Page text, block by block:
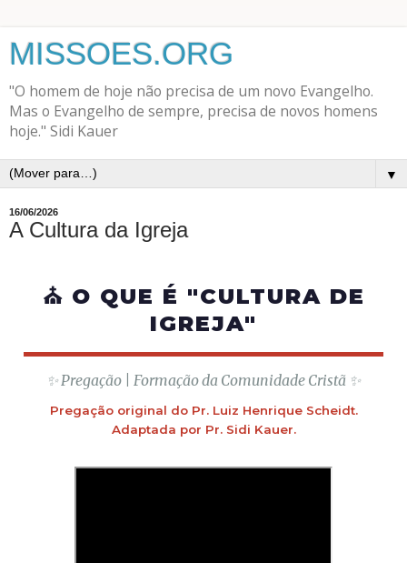
MISSOES.ORG
"O homem de hoje não precisa de um novo Evangelho.
Mas o Evangelho de sempre, precisa de novos homens
hoje." Sidi Kauer
▼
16/06/2026
A Cultura da Igreja
⛪ O QUE É "CULTURA DE
IGREJA"
✨ Pregação | Formação da Comunidade Cristã ✨
Pregação original do Pr. Luiz Henrique Scheidt.
Adaptada por Pr. Sidi Kauer.